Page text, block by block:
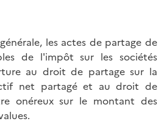
les actes de partage de
de l'impôt sur les sociétés
au droit de partage sur la
net partagé et au droit de
onéreux sur le montant des